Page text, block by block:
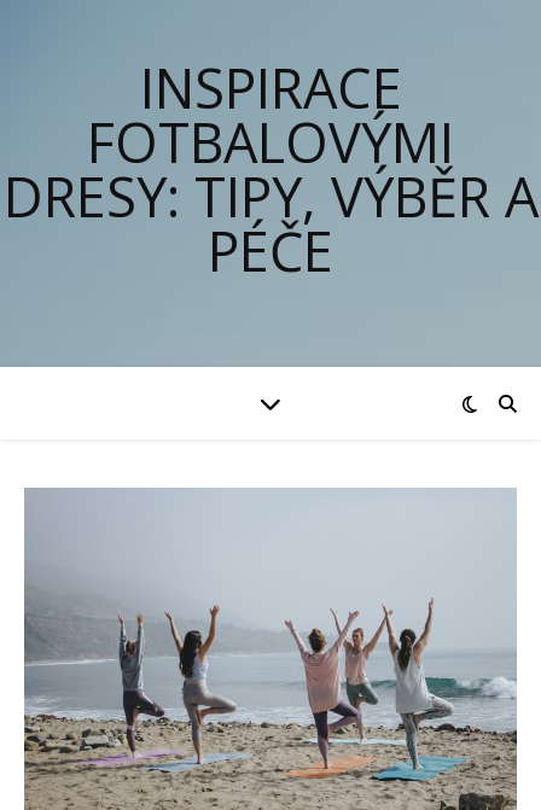
INSPIRACE
FOTBALOVÝMI
DRESY: TIPY, VÝBĚR A
PÉČE